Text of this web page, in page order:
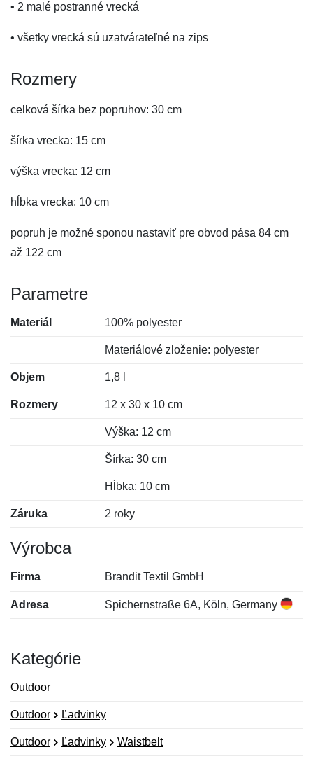
• 2 malé postranné vrecká
• všetky vrecká sú uzatvárateľné na zips
Rozmery
celková šírka bez popruhov: 30 cm
šírka vrecka: 15 cm
výška vrecka: 12 cm
hĺbka vrecka: 10 cm
popruh je možné sponou nastaviť pre obvod pása 84 cm
až 122 cm
Parametre
Materiál 100% polyester
Materiálové zloženie: polyester
Objem 1,8 l
Rozmery 12 x 30 x 10 cm
Výška: 12 cm
Šírka: 30 cm
Hĺbka: 10 cm
Záruka 2 roky
Výrobca
Firma Brandit Textil GmbH
Adresa Spichernstraße 6A, Köln, Germany
Kategórie
Outdoor
Outdoor Ľadvinky
Outdoor Ľadvinky Waistbelt